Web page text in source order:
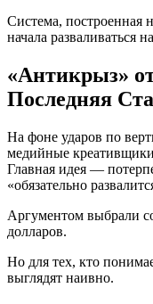
Система, построенная
начала разваливаться
«Антикрыз»
Последняя
На фоне ударов по
медийные
Главная идея —
«обязательно
Аргументом выбрали
долларов.
Но для тех, кто
выглядят наивно.